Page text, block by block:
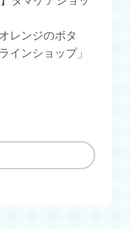
レンジのボタ
インショップ」
ー